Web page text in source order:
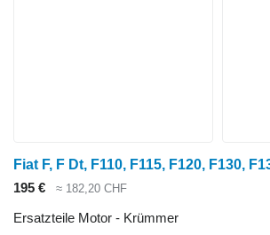
195 € ≈ 182,20 CHF
Ersatzteile Motor - Krümmer